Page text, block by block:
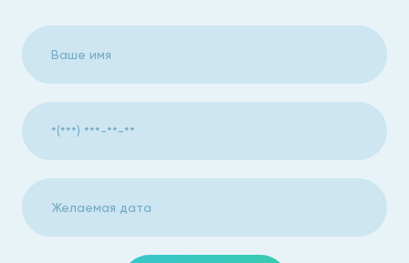
преимуществ:
это простой и безопасный метод;
процедура проходит довольно быстро,
длительность не более 10 минут;
она абсолютно безболезненна.
При скретчинге эндометрия не используются